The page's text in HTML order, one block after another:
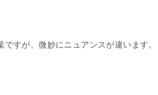
すが、微妙にニュアンスが違います。